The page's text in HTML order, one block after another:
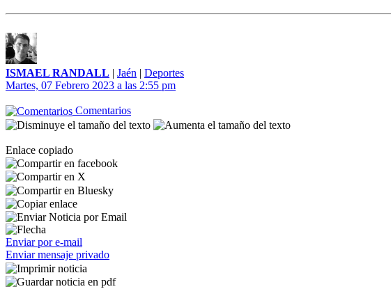
ISMAEL RANDALL | Jaén | Deportes
Martes, 07 Febrero 2023 a las 2:55 pm
Comentarios
Enlace copiado
Enviar por e-mail
Enviar mensaje privado